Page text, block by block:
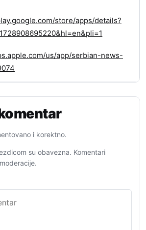
store/apps/details?
us/app/serbian-news-
i korektno.
su obavezna. Komentari